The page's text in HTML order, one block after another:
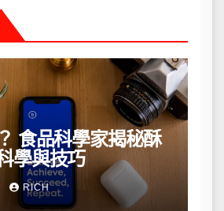
食品科學家揭秘酥
學與技巧
RICH